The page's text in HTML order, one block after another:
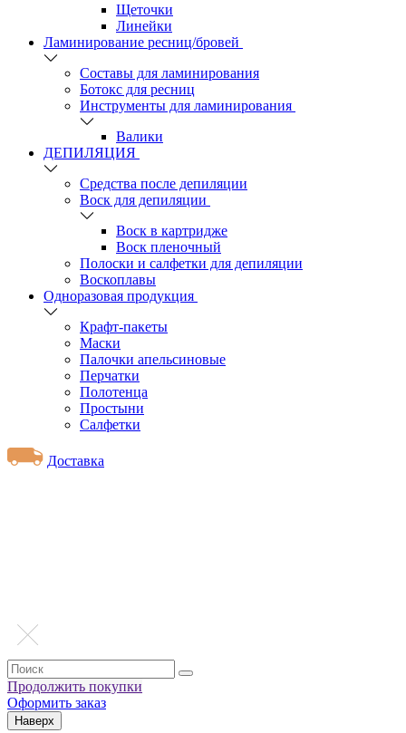
Щеточки
Линейки
Ламинирование ресниц/бровей
Составы для ламинирования
Ботокс для ресниц
Инструменты для ламинирования
Валики
ДЕПИЛЯЦИЯ
Средства после депиляции
Воск для депиляции
Воск в картридже
Воск пленочный
Полоски и салфетки для депиляции
Воскоплавы
Одноразовая продукция
Крафт-пакеты
Маски
Палочки апельсиновые
Перчатки
Полотенца
Простыни
Салфетки
Доставка
Продолжить покупки
Оформить заказ
Наверх